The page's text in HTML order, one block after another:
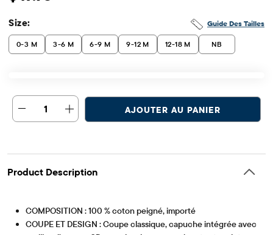
Guide Des Tailles
Size:
0-3 M 3-6 M 6-9 M 9-12 M 12-18 M NB
1 AJOUTER AU PANIER
Product Description
COMPOSITION : 100 % coton peigné, importé
COUPE ET DESIGN : Coupe classique, capuche intégrée avec